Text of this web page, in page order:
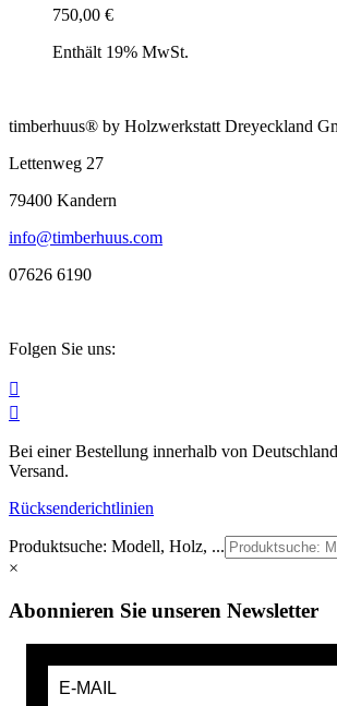
750,00 €
Enthält 19% MwSt.
timberhuus® by Holzwerkstatt Dreyeckland
Lettenweg 27
79400 Kandern
info@timberhuus.com
07626 6190
Folgen Sie uns:


Bei einer Bestellung innerhalb von
Versand.
Rücksenderichtlinien
Produktsuche: Modell, Holz, ...
×
Abonnieren Sie unseren Newsletter